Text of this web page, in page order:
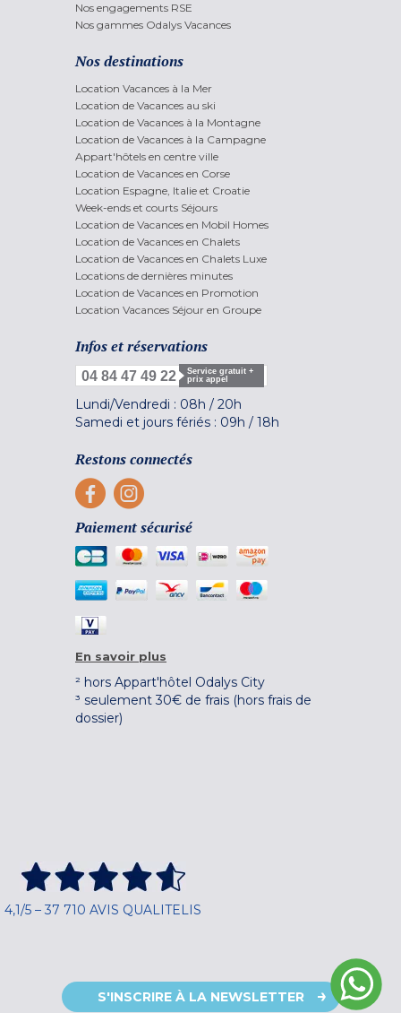
Nos engagements RSE
Nos gammes Odalys Vacances
Nos destinations
Location Vacances à la Mer
Location de Vacances au ski
Location de Vacances à la Montagne
Location de Vacances à la Campagne
Appart'hôtels en centre ville
Location de Vacances en Corse
Location Espagne, Italie et Croatie
Week-ends et courts Séjours
Location de Vacances en Mobil Homes
Location de Vacances en Chalets
Location de Vacances en Chalets Luxe
Locations de dernières minutes
Location de Vacances en Promotion
Location Vacances Séjour en Groupe
Infos et réservations
04 84 47 49 22
Service gratuit +
prix appel
Lundi/Vendredi : 08h / 20h
Samedi et jours fériés : 09h / 18h
Restons connectés
Paiement sécurisé
En savoir plus
² hors Appart'hôtel Odalys City
³ seulement 30€ de frais (hors frais de
dossier)
4,1/5 – 37 710 AVIS QUALITELIS
S'INSCRIRE À LA NEWSLETTER